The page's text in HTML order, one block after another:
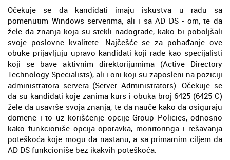
Očekuje se da kandidati imaju iskustva u radu sa
pomenutim Windows serverima, ali i sa AD DS - om, te da
žele da znanja koja su stekli nadograde, kako bi poboljšali
svoje poslovne kvalitete. Najčešće se za pohađanje ove
obuke prijavljuju upravo kandidati koji rade kao specijalisti
koji se bave aktivnim direktorijumima (Active Directory
Technology Specialists), ali i oni koji su zaposleni na poziciji
administratora servera (Server Administrators). Očekuje se
da su kandidati koje zanima kurs i obuka broj 6425 (6425 C)
žele da usavrše svoja znanja, te da nauče kako da osiguraju
domene i to uz korišćenje opcije Group Policies, odnosno
kako funkcioniše opcija oporavka, monitoringa i rešavanja
poteškoća koje mogu da nastanu, a sa primarnim ciljem da
AD DS funkcioniše bez ikakvih poteškoća.